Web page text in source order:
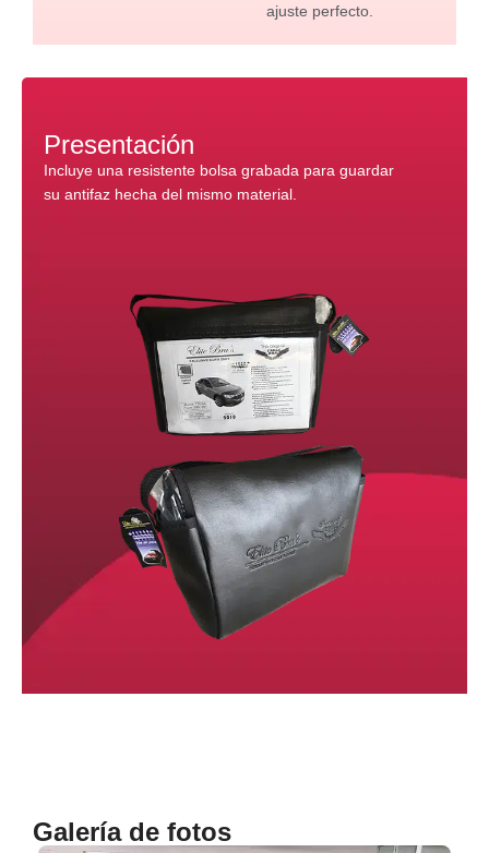
ajuste perfecto.
Presentación
Incluye una resistente bolsa grabada para guardar
su antifaz hecha del mismo material.
Galería de fotos